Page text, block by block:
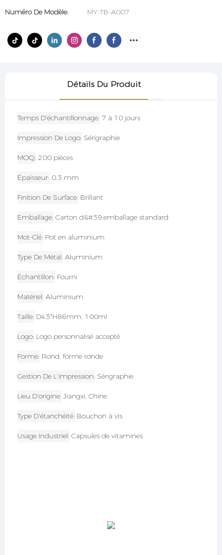
Numéro De Modèle:
MY-TB-A007
Détails Du Produit
Temps D'échantillonnage 7 à 10 jours
Impression De Logo Sérigraphie
MOQ 200 pièces
Épaisseur 0,3 mm
Finition De Surface Brillant
Emballage Carton d&#39;emballage standard
Mot-Clé Pot en aluminium
Type De Métal Aluminium
Échantillon Fourni
Matériel Aluminium
Taille D43*H86mm, 100ml
Logo Logo personnalisé accepté
Forme Rond, forme ronde
Gestion De L'impression Sérigraphie
Lieu D'origine Jiangxi, Chine
Type D'étanchéité Bouchon à vis
Usage Industriel Capsules de vitamines